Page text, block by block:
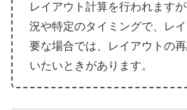
レイアウト計算を行われます
況や特定のタイミングで、レ
要な場合では、レイアウトの
いたいときがあります。